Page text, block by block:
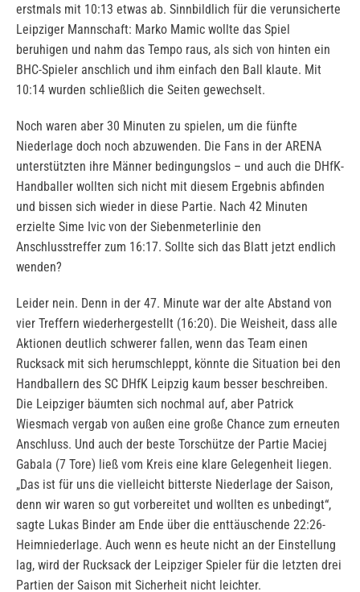
erstmals mit 10:13 etwas ab. Sinnbildlich für die verunsicherte
Leipziger Mannschaft: Marko Mamic wollte das Spiel
beruhigen und nahm das Tempo raus, als sich von hinten ein
BHC-Spieler anschlich und ihm einfach den Ball klaute. Mit
10:14 wurden schließlich die Seiten gewechselt.
Noch waren aber 30 Minuten zu spielen, um die fünfte
Niederlage doch noch abzuwenden. Die Fans in der ARENA
unterstützten ihre Männer bedingungslos – und auch die DHfK-
Handballer wollten sich nicht mit diesem Ergebnis abfinden
und bissen sich wieder in diese Partie. Nach 42 Minuten
erzielte Sime Ivic von der Siebenmeterlinie den
Anschlusstreffer zum 16:17. Sollte sich das Blatt jetzt endlich
wenden?
Leider nein. Denn in der 47. Minute war der alte Abstand von
vier Treffern wiederhergestellt (16:20). Die Weisheit, dass alle
Aktionen deutlich schwerer fallen, wenn das Team einen
Rucksack mit sich herumschleppt, könnte die Situation bei den
Handballern des SC DHfK Leipzig kaum besser beschreiben.
Die Leipziger bäumten sich nochmal auf, aber Patrick
Wiesmach vergab von außen eine große Chance zum erneuten
Anschluss. Und auch der beste Torschütze der Partie Maciej
Gabala (7 Tore) ließ vom Kreis eine klare Gelegenheit liegen.
„Das ist für uns die vielleicht bitterste Niederlage der Saison,
denn wir waren so gut vorbereitet und wollten es unbedingt“,
sagte Lukas Binder am Ende über die enttäuschende 22:26-
Heimniederlage. Auch wenn es heute nicht an der Einstellung
lag, wird der Rucksack der Leipziger Spieler für die letzten drei
Partien der Saison mit Sicherheit nicht leichter.